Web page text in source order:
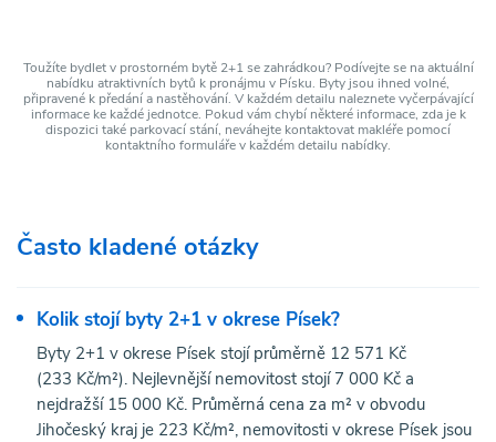
Toužíte bydlet v prostorném bytě 2+1 se zahrádkou? Podívejte se na aktuální
nabídku atraktivních bytů k pronájmu v Písku. Byty jsou ihned volné,
připravené k předání a nastěhování. V každém detailu naleznete vyčerpávající
informace ke každé jednotce. Pokud vám chybí některé informace, zda je k
dispozici také parkovací stání, neváhejte kontaktovat makléře pomocí
kontaktního formuláře v každém detailu nabídky.
Často kladené otázky
Kolik stojí byty 2+1 v okrese Písek?
Byty 2+1 v okrese Písek stojí průměrně 12 571 Kč
(233 Kč/m²). Nejlevnější nemovitost stojí 7 000 Kč a
nejdražší 15 000 Kč. Průměrná cena za m² v obvodu
Jihočeský kraj je 223 Kč/m², nemovitosti v okrese Písek jsou